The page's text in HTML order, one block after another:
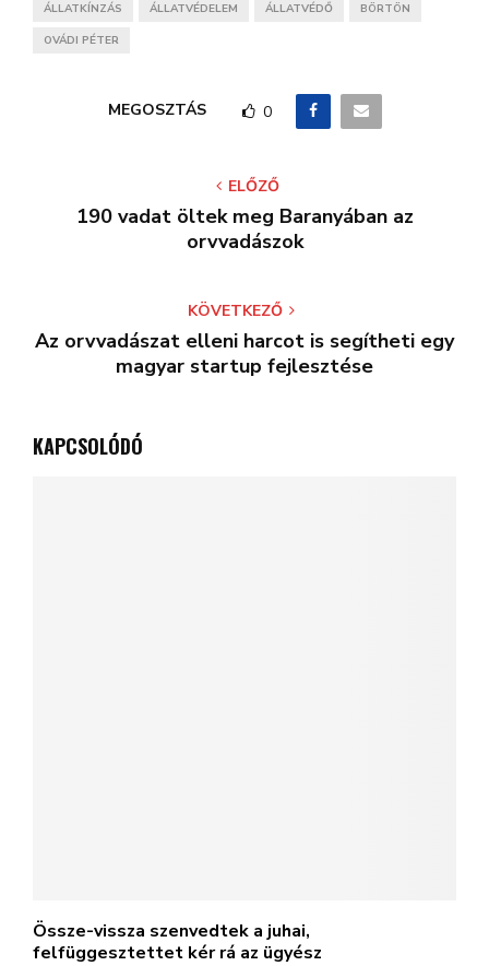
ÁLLATKÍNZÁS ÁLLATVÉDELEM ÁLLATVÉDŐ BÖRTÖN
OVÁDI PÉTER
MEGOSZTÁS 0
ELŐZŐ
190 vadat öltek meg Baranyában az
orvvadászok
KÖVETKEZŐ
Az orvvadászat elleni harcot is segítheti egy
magyar startup fejlesztése
KAPCSOLÓDÓ
Össze-vissza szenvedtek a juhai,
felfüggesztettet kér rá az ügyész